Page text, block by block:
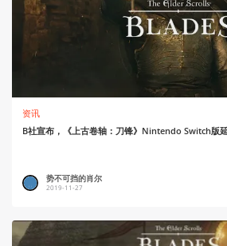
资讯
B社宣布，《上古卷轴：刀锋》Nintendo Switch版
势不可挡的肖尔
2019-11-27